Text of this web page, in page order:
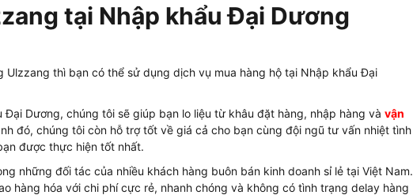
tại Nhập khẩu Đại Dương
Ulzzang thì bạn có thể sử dụng dịch vụ mua hàng hộ tại Nhập khẩu Đại
Dương, chúng tôi sẽ giúp bạn lo liệu từ khâu đặt hàng, nhập hàng và vận
đó, chúng tôi còn hỗ trợ tốt về giá cả cho bạn cùng đội ngũ tư vấn nhiệt tình
được thực hiện tốt nhất.
những đối tác của nhiều khách hàng buôn bán kinh doanh sỉ lẻ tại Việt Nam.
hàng hóa với chi phí cực rẻ, nhanh chóng và không có tình trạng delay hàng